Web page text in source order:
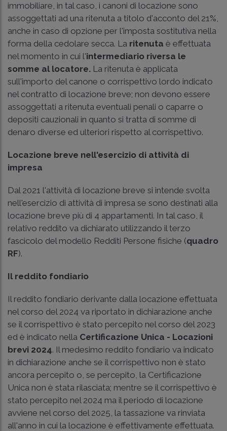
immobiliare, in tal caso, i canoni di locazione sono
assoggettati ad una ritenuta a titolo d'acconto del 21%,
anche in caso di opzione per l'imposta sostitutiva nella
forma della cedolare secca. La ritenuta è effettuata
nel momento in cui l'intermediario riversa le
somme al locatore. La ritenuta è applicata
sull'importo del canone o corrispettivo lordo indicato
nel contratto di locazione breve; non devono essere
assoggettati a ritenuta eventuali penali o caparre o
depositi cauzionali in quanto si tratta di somme di
denaro diverse ed ulteriori rispetto al corrispettivo.
Locazione breve nell'esercizio di attività di
impresa
Dal 2021 l'attività di locazione breve si intende svolta
nell'esercizio di attività di impresa se sono destinati alla
locazione breve più di 4 appartamenti. In tal caso, il
relativo reddito va dichiarato utilizzando il terzo
fascicolo del modello Redditi Persone fisiche (quadro
RF).
Il reddito fondiario
Il reddito fondiario derivante dalla locazione effettuata
nel corso del 2024 va riportato in dichiarazione anche
se il corrispettivo è stato percepito nel corso del 2023
ed è indicato nella Certificazione Unica - Locazioni
brevi 2024. Il medesimo reddito fondiario va indicato
in dichiarazione anche se il corrispettivo non è stato
ancora percepito o, se percepito, la Certificazione
Unica non è stata rilasciata; mentre se il corrispettivo è
stato percepito nel 2024 ma il periodo di locazione
avviene nel corso del 2025, la tassazione va rinviata
all'anno in cui la locazione è effettivamente effettuata.